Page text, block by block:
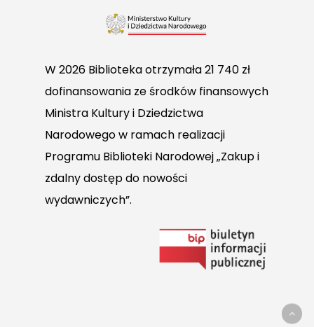
W 2026 Biblioteka otrzymała 21 740 zł
dofinansowania ze środków finansowych
Ministra Kultury i Dziedzictwa
Narodowego w ramach realizacji
Programu Biblioteki Narodowej „Zakup i
zdalny dostęp do nowości
wydawniczych”.
do